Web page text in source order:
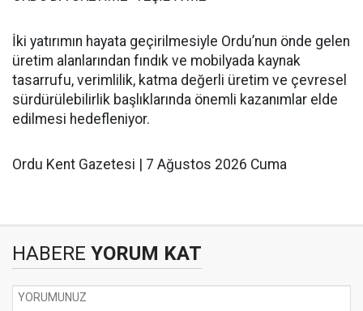
İki yatırımın hayata geçirilmesiyle Ordu’nun önde gelen
üretim alanlarından fındık ve mobilyada kaynak
tasarrufu, verimlilik, katma değerli üretim ve çevresel
sürdürülebilirlik başlıklarında önemli kazanımlar elde
edilmesi hedefleniyor.
Ordu Kent Gazetesi | 7 Ağustos 2026 Cuma
HABERE YORUM KAT